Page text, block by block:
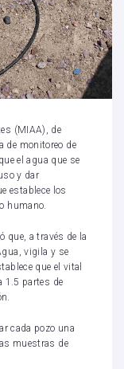
(MIAA), de
de monitoreo de
el agua que se
y dar
establece los
humano.
que, a través de la
vigila y se
que el vital
1.5 partes de
cada pozo una
muestras de